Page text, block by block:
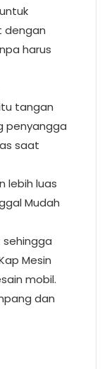
dengan
harus
tangan
penyangga
saat
lebih luas
Mudah
sehingga
Mesin
mobil.
dan